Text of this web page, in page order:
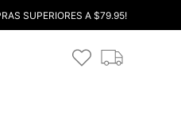
SUPERIORES A $79.95!